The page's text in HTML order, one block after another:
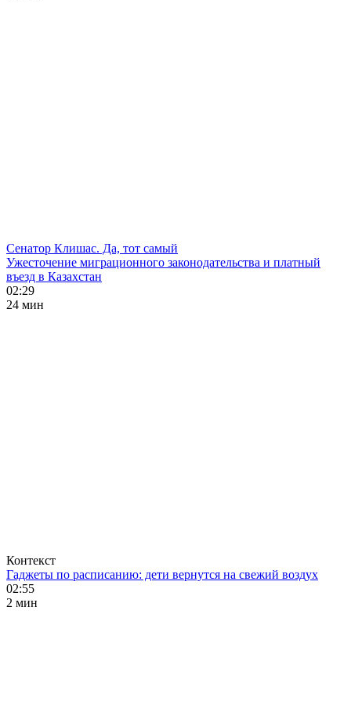
Сенатор Клишас. Да, тот самый
Ужесточение миграционного законодательства и платный
въезд в Казахстан
02:29
24 мин
Контекст
Гаджеты по расписанию: дети вернутся на свежий воздух
02:55
2 мин